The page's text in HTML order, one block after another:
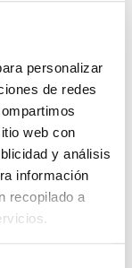
personalizar
de redes
web con
y análisis
información
recopilado a
Contact
para
para la
personas)
llega